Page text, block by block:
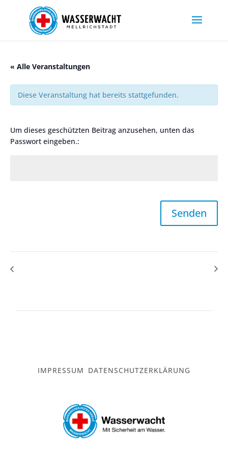
« Alle Veranstaltungen
Diese Veranstaltung hat bereits stattgefunden.
Um dieses geschützten Beitrag anzusehen, unten das
Passwort eingeben.:
Senden
IMPRESSUM DATENSCHUTZERKLÄRUNG